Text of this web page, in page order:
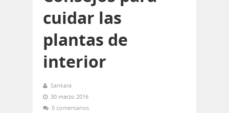
cuidar las
plantas de
interior
Sankara
30 marzo 2016
0 comentarios